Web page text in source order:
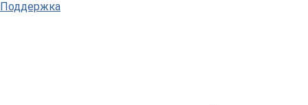
Поддержка